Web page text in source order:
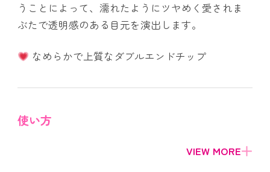
うことによって、濡れたようにツヤめく愛されま
ぶたで透明感のある目元を演出します。
なめらかで上質なダブルエンドチップ
使い方